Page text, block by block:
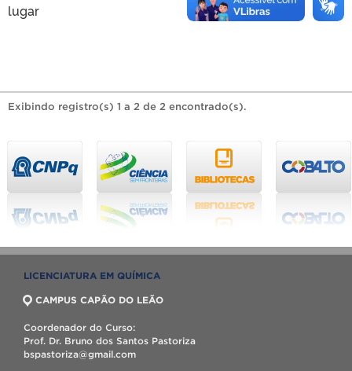
lugar
Exibindo registro(s) 1 a 2 de 2 encontrado(s).
LICENCIATURA EM QUÍMICA
CAMPUS CAPÃO DO LEÃO
Coordenador do Curso:
Prof. Dr. Bruno dos Santos Pastoriza
bspastoriza@gmail.com